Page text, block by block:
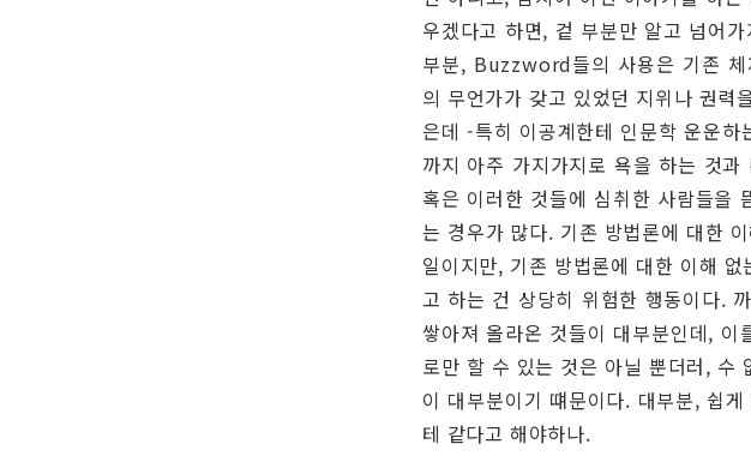
우겠다고 하면, 겉 부분만 알고 넘어
부분, Buzzword들의 사용은 기존 체
의 무언가가 갖고 있었던 지위나 권력
은데 -특히 이공계한테 인문학 운운
까지 아주 가지가지로 욕을 하는 것
혹은 이러한 것들에 심취한 사람들을
는 경우가 많다. 기존 방법론에 대한
일이지만, 기존 방법론에 대한 이해
고 하는 건 상당히 위험한 행동이다.
쌓아져 올라온 것들이 대부분인데,
로만 할 수 있는 것은 아닐 뿐더러, 수
이 대부분이기 떄문이다. 대부분, 쉽
테 같다고 해야하나.